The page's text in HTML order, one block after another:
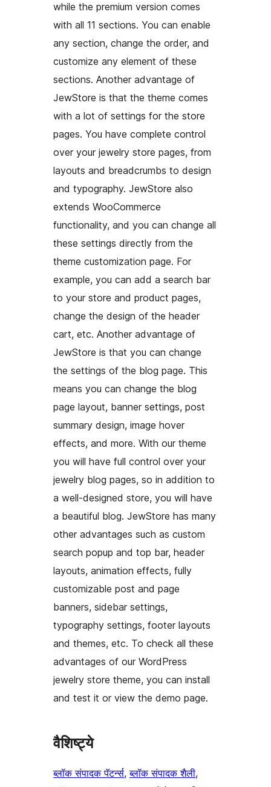
while the premium version comes
with all 11 sections. You can enable
any section, change the order, and
customize any element of these
sections. Another advantage of
JewStore is that the theme comes
with a lot of settings for the store
pages. You have complete control
over your jewelry store pages, from
layouts and breadcrumbs to design
and typography. JewStore also
extends WooCommerce
functionality, and you can change all
these settings directly from the
theme customization page. For
example, you can add a search bar
to your store and product pages,
change the design of the header
cart, etc. Another advantage of
JewStore is that you can change
the settings of the blog page. This
means you can change the blog
page layout, banner settings, post
summary design, image hover
effects, and more. With our theme
you will have full control over your
jewelry blog pages, so in addition to
a well-designed store, you will have
a beautiful blog. JewStore has many
other advantages such as custom
search popup and top bar, header
layouts, animation effects, fully
customizable post and page
banners, sidebar settings,
typography settings, footer layouts
and themes, etc. To check all these
advantages of our WordPress
jewelry store theme, you can install
and test it or view the demo page.
वैशिष्ट्ये
ब्लॉक संपादक पॅटर्न्स, ब्लॉक संपादक शैली